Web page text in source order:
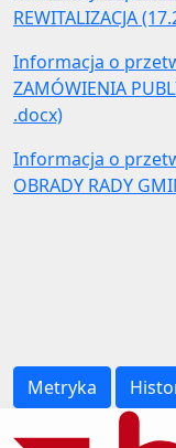
REWITALIZACJA
Informacja o
ZAMÓWIENIA
.docx)
Informacja o
OBRADY RADY
Metryka